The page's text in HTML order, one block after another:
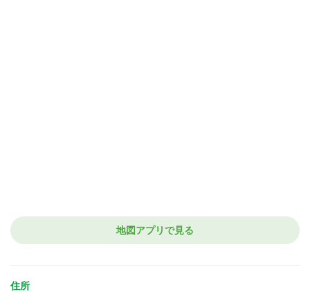
地図アプリで見る
住所